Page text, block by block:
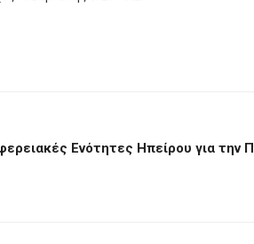
Ενότητες Ηπείρου για την